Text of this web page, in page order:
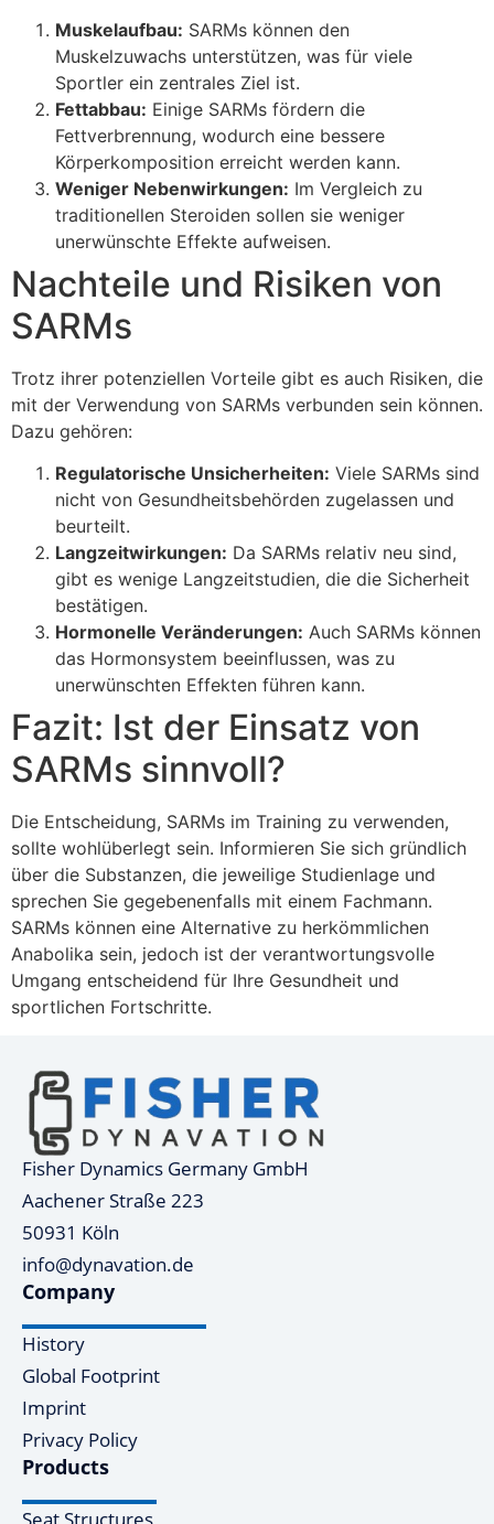
Muskelaufbau: SARMs können den
Muskelzuwachs unterstützen, was für viele
Sportler ein zentrales Ziel ist.
Fettabbau: Einige SARMs fördern die
Fettverbrennung, wodurch eine bessere
Körperkomposition erreicht werden kann.
Weniger Nebenwirkungen: Im Vergleich zu
traditionellen Steroiden sollen sie weniger
unerwünschte Effekte aufweisen.
Nachteile und Risiken von
SARMs
Trotz ihrer potenziellen Vorteile gibt es auch Risiken, die
mit der Verwendung von SARMs verbunden sein können.
Dazu gehören:
Regulatorische Unsicherheiten: Viele SARMs sind
nicht von Gesundheitsbehörden zugelassen und
beurteilt.
Langzeitwirkungen: Da SARMs relativ neu sind,
gibt es wenige Langzeitstudien, die die Sicherheit
bestätigen.
Hormonelle Veränderungen: Auch SARMs können
das Hormonsystem beeinflussen, was zu
unerwünschten Effekten führen kann.
Fazit: Ist der Einsatz von
SARMs sinnvoll?
Die Entscheidung, SARMs im Training zu verwenden,
sollte wohlüberlegt sein. Informieren Sie sich gründlich
über die Substanzen, die jeweilige Studienlage und
sprechen Sie gegebenenfalls mit einem Fachmann.
SARMs können eine Alternative zu herkömmlichen
Anabolika sein, jedoch ist der verantwortungsvolle
Umgang entscheidend für Ihre Gesundheit und
sportlichen Fortschritte.
Fisher Dynamics Germany GmbH
Aachener Straße 223
50931 Köln
info@dynavation.de
Company
History
Global Footprint
Imprint
Privacy Policy
Products